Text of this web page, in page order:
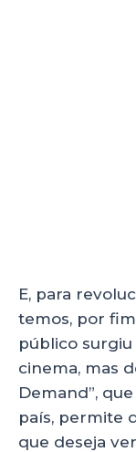
E, para
temos, por
público
cinema, mas
Demand”,
país, permite
que deseja